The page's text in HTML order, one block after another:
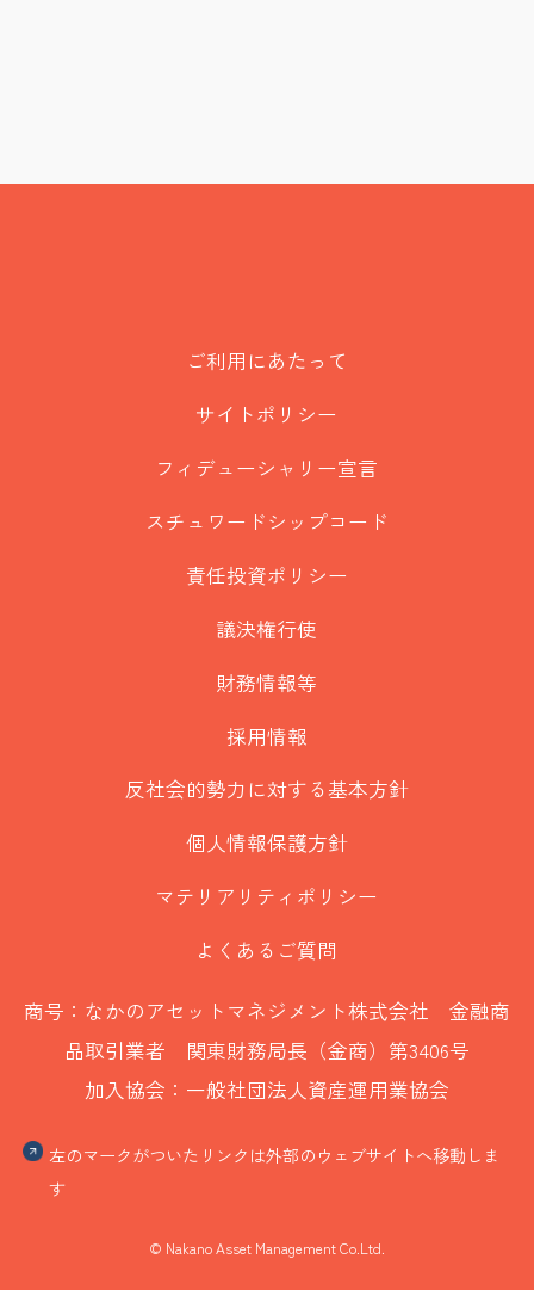
ご利用にあたって
サイトポリシー
フィデューシャリー宣言
スチュワードシップコード
責任投資ポリシー
議決権行使
財務情報等
採用情報
反社会的勢力に対する基本方針
個人情報保護方針
マテリアリティポリシー
よくあるご質問
商号：なかのアセットマネジメント株式会社 金融商
品取引業者 関東財務局長（金商）第3406号
加入協会：一般社団法人資産運用業協会
左のマークがついたリンクは外部のウェブサイトへ移動しま
す
© Nakano Asset Management Co.Ltd.